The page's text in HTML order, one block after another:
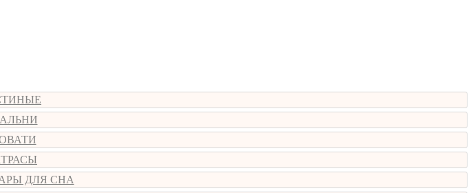
ДЛЯ СНА